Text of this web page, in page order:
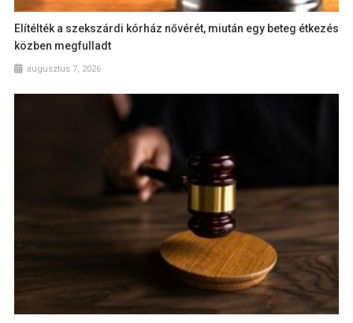
Elítélték a szekszárdi kórház nővérét, miután egy beteg étkezés
közben megfulladt
augusztus 7, 2026